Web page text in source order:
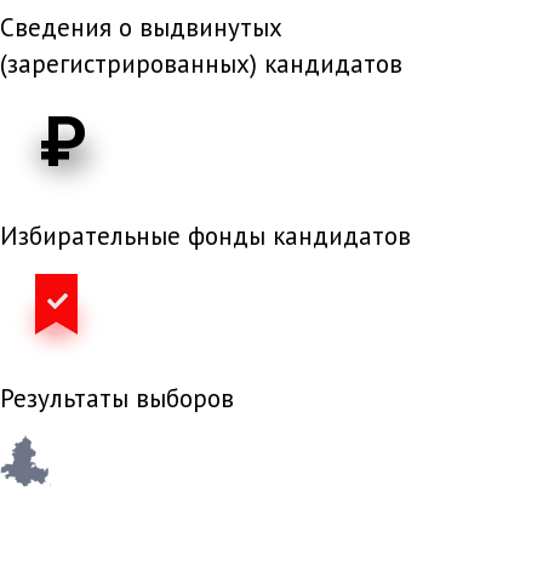
Сведения о выдвинутых
(зарегистрированных) кандидатов
₽
Избирательные фонды кандидатов
Результаты выборов